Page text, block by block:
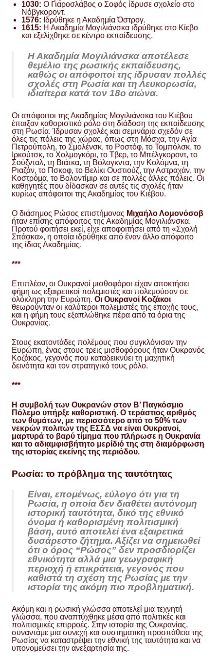
1030: Ο Γιαροσλάβος ο Σοφός ίδρυσε σχολείο στο
Νόβγκοροντ.
1576: Ιδρύθηκε η Ακαδημία Όστρογ.
1615: Η Ακαδημία Μογιλιάνσκα ιδρύθηκε στο Κίεβο
και εξελίχθηκε σε κέντρο εκπαίδευσης.
Η Ακαδημία Μογιλιάνσκα αποτέλεσε
θεμέλιο της ρωσικής εκπαίδευσης,
καθώς οι απόφοιτοί της ίδρυσαν πολλές
σχολές στη Ρωσία και τη Λευκορωσία,
ιδιαίτερα κατά τον 18ο αιώνα.
Οι απόφοιτοι της Ακαδημίας Μογιλιάνσκα του Κιέβου
έπαιξαν καθοριστικό ρόλο στη διάδοση της εκπαίδευσης
στη Ρωσία. Ίδρυσαν σχολές και σεμινάρια σχεδόν σε
όλες τις πόλεις της χώρας, όπως στη Μόσχα, την Αγία
Πετρούπολη, το Σμολένσκ, το Ροστόφ, το Τομπόλσκ, το
Ιρκούτσκ, το Χολμογκόρι, το Τβερ, το Μπέλγκοροντ, το
Σούζνταλ, τη Βιάτκα, τη Βόλογκντα, την Κολόμνα, τη
Ριαζάν, το Πσκοφ, το Βελίκι Ουστιούζ, την Αστραχάν, την
Κοστρόμα, το Βολοντίμιρ και σε πολλές άλλες πόλεις. Οι
καθηγητές που δίδασκαν σε αυτές τις σχολές ήταν
κυρίως απόφοιτοι της Ακαδημίας του Κιέβου.
Ο διάσημος Ρώσος επιστήμονας Μιχαήλο Λομονόσοβ
ήταν επίσης απόφοιτος της Ακαδημίας Μογιλιάνσκα.
Προτού φοιτήσει εκεί, είχε αποφοιτήσει από τη «Σχολή
Σπάσκα», η οποία ιδρύθηκε από έναν άλλο απόφοιτο
της ίδιας Ακαδημίας.
***
Επιπλέον, οι Ουκρανοί μισθοφόροι είχαν αποκτήσει
φήμη ως εξαιρετικοί πολεμιστές και πολεμούσαν σε
ολόκληρη την Ευρώπη. Οι Ουκρανοί Κοζάκοι
θεωρούνταν οι καλύτεροι πολεμιστές της εποχής τους,
και η φήμη τους εξαπλώθηκε πέρα από τα όρια της
Ουκρανίας.
Στους εκατοντάδες πολέμους που συγκλόνισαν την
Ευρώπη, ένας στους τρεις μισθοφόρους ήταν Ουκρανός
Κοζάκος, γεγονός που καταδεικνύει τη μαχητική
δεινότητα και τον στρατηγικό τους ρόλο.
***
Η συμβολή των Ουκρανών στον Β’ Παγκόσμιο
Πόλεμο υπήρξε καθοριστική. Ο τεράστιος αριθμός
των θυμάτων, με περισσότερο από το 50% των
νεκρών πολιτών της ΕΣΣΔ να είναι Ουκρανοί,
μαρτυρά το βαρύ τίμημα που πλήρωσε η Ουκρανία
και το αδιαμφισβήτητο μερίδιό της στη διαμόρφωση
της ιστορίας εκείνης της περιόδου.
Ρωσία: το πρόβλημα της ταυτότητας
Είναι, επομένως, εύλογο ότι για τη
Ρωσία, η οποία δεν διαθέτει αυτόνομη
ιστορική ταυτότητα, δικό της εθνικό
όνομα ή καθορισμένη πολιτισμική
βάση, αυτό αποτελεί ένα εξαιρετικά
δυσάρεστο ζήτημα. Αξίζει να σημειωθεί
ότι ο όρος “Ρώσος” δεν προσδιορίζει
εθνικότητα αλλά μια γεωγραφική
περιοχή ή επικράτεια, γεγονός που
καθιστά τη σχέση της Ρωσίας με την
ιστορία της ακόμη πιο προβληματική.
Ακόμη και η ρωσική γλώσσα αποτελεί μια τεχνητή
γλώσσα, που αναπτύχθηκε μέσα από πολιτικές και
πολιτισμικές επιρροές. Στην ιστορία της Ουκρανίας,
συναντάμε μια συνεχή και συστηματική προσπάθεια της
Ρωσίας να καταστρέψει την εθνική της ταυτότητα και να
υπονομεύσει την ανεξαρτησία της.